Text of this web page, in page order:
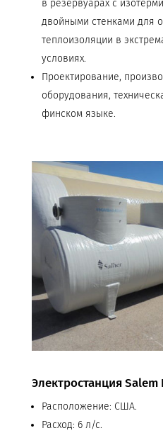
в резервуарах с
двойными стенками для
теплоизоляции в
условиях.
Проектирование,
оборудования,
финском языке.
Электростанция Salem
Расположение: США.
Расход: 6 л/с.